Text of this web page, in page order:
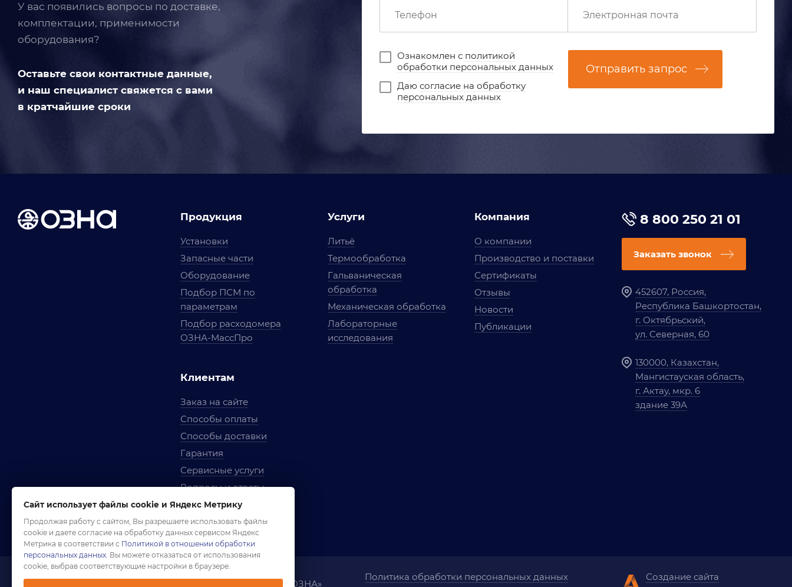
У вас появились вопросы по доставке,
комплектации, применимости
оборудования?
Оставьте свои контактные данные,
и наш специалист свяжется с вами
в кратчайшие сроки
Ознакомлен с политикой
обработки персональных данных
Даю согласие на обработку
персональных данных
Отправить запрос
Продукция
Установки
Запасные части
Оборудование
Подбор ПСМ по
параметрам
Подбор расходомера
ОЗНА-МассПро
Клиентам
Заказ на сайте
Способы оплаты
Способы доставки
Гарантия
Сервисные услуги
Вопросы и ответы
Условия сотрудничества
Правила использования
Услуги
Литьё
Термообработка
Гальваническая
обработка
Механическая обработка
Лабораторные
исследования
Компания
О компании
Производство и поставки
Сертификаты
Отзывы
Новости
Публикации
8 800 250 21 01
Заказать звонок
452607, Россия,
Республика Башкортостан,
г. Октябрьский,
ул. Северная, 60
130000, Казахстан,
Мангистауская область,
г. Актау, мкр. 6
здание 39А
Компания «ОЗНА»
Политика обработки персональных данных
Создание сайта
Сайт использует файлы cookie и Яндекс Метрику
Продолжая работу с сайтом, Вы разрешаете использовать файлы
cookie и даете согласие на обработку данных сервисом Яндекс
Метрика в соответствии с Политикой в отношении обработки
персональных данных. Вы можете отказаться от использования
cookie, выбрав соответствующие настройки в браузере.